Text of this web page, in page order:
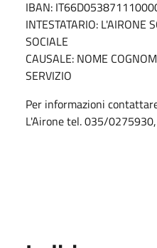
IBAN:
INTESTATARIO: L'AIRONE
SOCIALE
CAUSALE: NOME
SERVIZIO
Per informazioni
L'Airone tel. 035/